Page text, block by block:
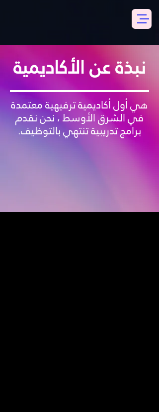
نبذة عن الأكاديمية
هي أول أكاديمية ترفيهية معتمدة
في الشرق الأوسط ، نحن نقدم
برامج تدريبية تنتهي بالتوظيف.